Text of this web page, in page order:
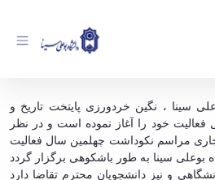
سینا ، نگین خردورزی پایتخت تاریخ و
خود را آغاز نموده است و در نظر
مراسم نکوداشت چهلمین سال فعالیت
و نیز دانشجویان محترم تقاضا دارد